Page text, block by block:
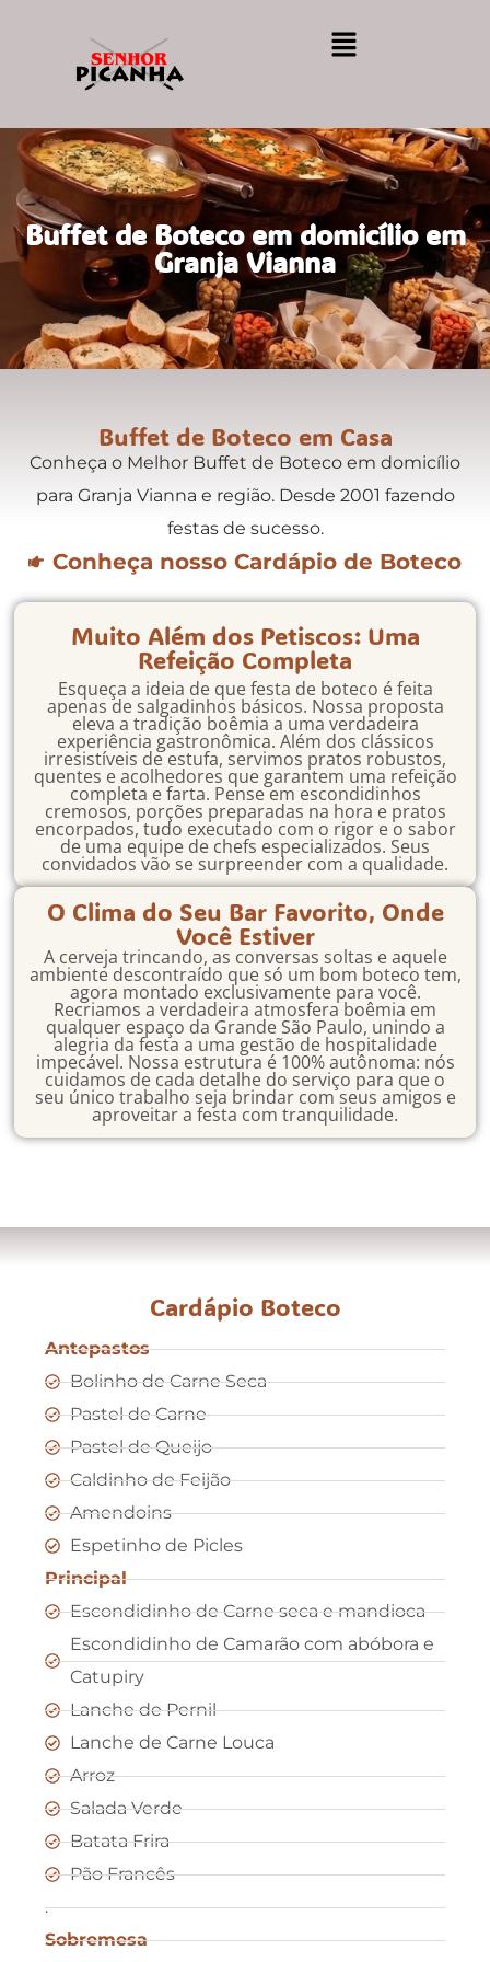
Buffet de Boteco em domicílio em
Granja Vianna
Buffet de Boteco em Casa
Conheça o Melhor Buffet de Boteco em domicílio
para Granja Vianna e região. Desde 2001 fazendo
festas de sucesso.
Conheça nosso Cardápio de Boteco
Muito Além dos Petiscos: Uma
Refeição Completa
Esqueça a ideia de que festa de boteco é feita
apenas de salgadinhos básicos. Nossa proposta
eleva a tradição boêmia a uma verdadeira
experiência gastronômica. Além dos clássicos
irresistíveis de estufa, servimos pratos robustos,
quentes e acolhedores que garantem uma refeição
completa e farta. Pense em escondidinhos
cremosos, porções preparadas na hora e pratos
encorpados, tudo executado com o rigor e o sabor
de uma equipe de chefs especializados. Seus
convidados vão se surpreender com a qualidade.
O Clima do Seu Bar Favorito, Onde
Você Estiver
A cerveja trincando, as conversas soltas e aquele
ambiente descontraído que só um bom boteco tem,
agora montado exclusivamente para você.
Recriamos a verdadeira atmosfera boêmia em
qualquer espaço da Grande São Paulo, unindo a
alegria da festa a uma gestão de hospitalidade
impecável. Nossa estrutura é 100% autônoma: nós
cuidamos de cada detalhe do serviço para que o
seu único trabalho seja brindar com seus amigos e
aproveitar a festa com tranquilidade.
Cardápio Boteco
Antepastos
Bolinho de Carne Seca
Pastel de Carne
Pastel de Queijo
Caldinho de Feijão
Amendoins
Espetinho de Picles
Principal
Escondidinho de Carne seca e mandioca
Escondidinho de Camarão com abóbora e
Catupiry
Lanche de Pernil
Lanche de Carne Louca
Arroz
Salada Verde
Batata Frira
Pão Francês
.
Sobremesa